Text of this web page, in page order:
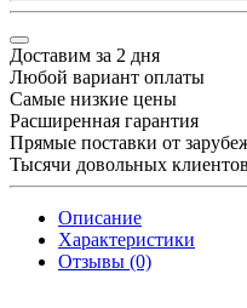
Доставим за 2 дня
Любой вариант оплаты
Самые низкие цены
Расширенная гарантия
Прямые поставки от
Тысячи довольных клиентов
Описание
Характеристики
Отзывы (0)